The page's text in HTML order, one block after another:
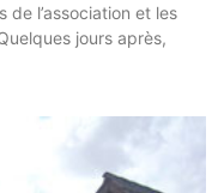
de l’association et les
jours après,